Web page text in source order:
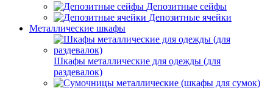
Депозитные сейфы
Депозитные ячейки
Металлические шкафы
Шкафы металлические для одежды (для
раздевалок)